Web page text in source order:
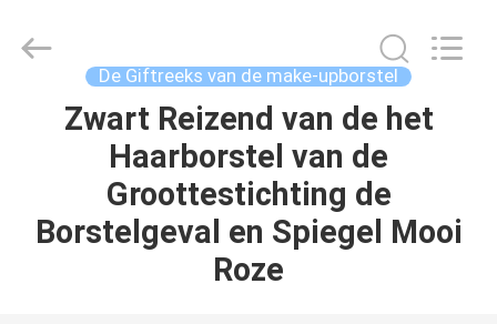
HUIS
PRODUCTEN
ONGEVEER
Chanmy
Cosmetics
De Giftreeks van de make-upborstel
Zwart Reizend van de het
Haarborstel van de
Groottestichting de
Borstelgeval en Spiegel Mooi
Roze